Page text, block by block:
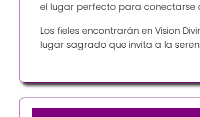
el lugar perfecto para conectarse
Los fieles encontrarán en Vision
lugar sagrado que invita a la